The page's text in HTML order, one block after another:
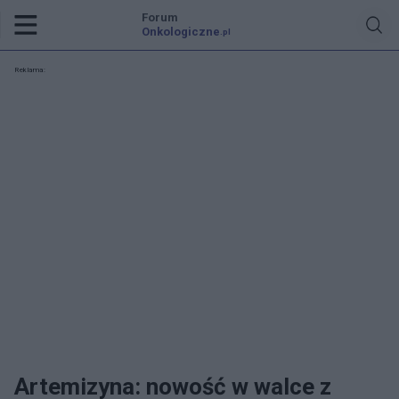
Forum
Onkologiczne .pl
Reklama:
Artemizyna: nowość w walce z